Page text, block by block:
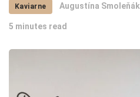
Kaviarne Augustína Smoleňák
5 minutes read